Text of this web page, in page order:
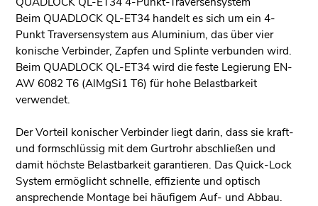
Beim QUADLOCK QL-ET34 handelt es sich um ein 4-
Punkt Traversensystem aus Aluminium, das über vier
konische Verbinder, Zapfen und Splinte verbunden wird.
Beim QUADLOCK QL-ET34 wird die feste Legierung EN-
AW 6082 T6 (AlMgSi1 T6) für hohe Belastbarkeit
verwendet.
Der Vorteil konischer Verbinder liegt darin, dass sie kraft-
und formschlüssig mit dem Gurtrohr abschließen und
damit höchste Belastbarkeit garantieren. Das Quick-Lock
System ermöglicht schnelle, effiziente und optisch
ansprechende Montage bei häufigem Auf- und Abbau.